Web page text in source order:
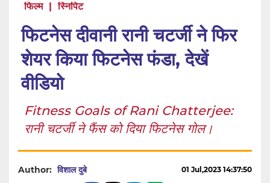
फिल्म | स्निपिट
फिटनेस दीवानी रानी चटर्जी ने फिर
शेयर किया फिटनेस फंडा, देखें
वीडियो
Fitness Goals of Rani Chatterjee:
रानी चटर्जी ने फैंस को दिया फिटनेस गोल।
Author: विशाल दुबे 01 Jul,2023 14:37:50